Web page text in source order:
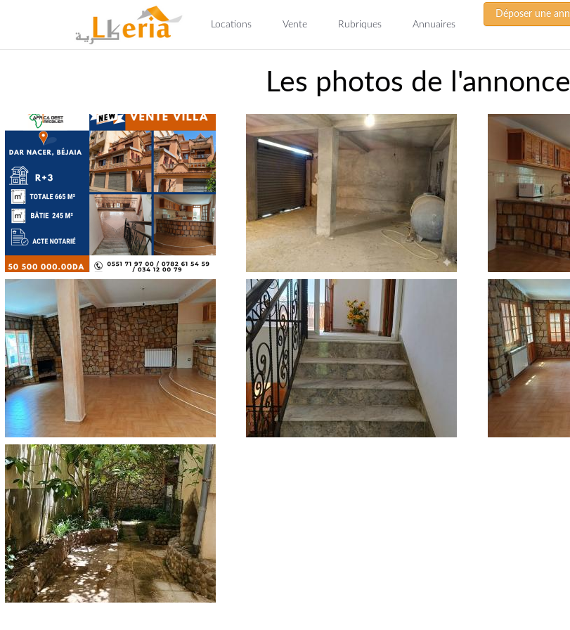
Locations Vente Rubriques Annuaires
Déposer une
Les photos de